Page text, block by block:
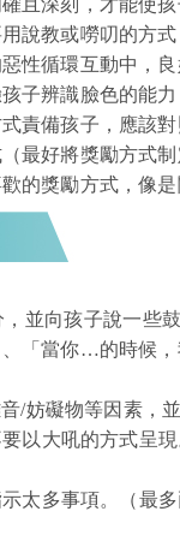
且深刻，才能使孩
說教或嘮叨的方
性循環互動中，
子辨識臉色的能
責備孩子，應該
最好將獎勵方式制
的獎勵方式，像
並向孩子說一些
「當你…的時候，
/妨礙物等因素，
以大吼的方式呈現
太多事項。（最多